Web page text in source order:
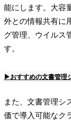
能にします。大容
外との情報共有に
グ管理、ウイルス
す。
▶おすすめの文書管理
また、文書管理シ
価で導入可能なク